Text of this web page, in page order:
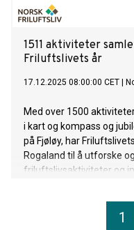
1511 aktiviteter
Friluftslivets år
17.12.2025 08:00:00 CET
Med over 1500
i kart og kompass og
på Fjøløy, har
Rogaland til å utforske
friluftslivsaktiviteter og
1